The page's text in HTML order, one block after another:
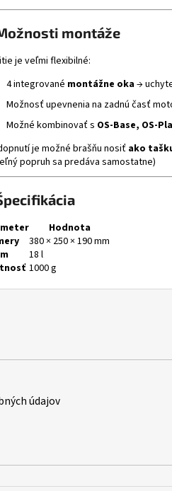
montáže
je veľmi flexibilné:
4 integrované montážne oka→
Možnosť upevnenia na zadnú časť
Možné kombinovať s OS-Base, OS-
je možné brašňu nosiť ako
popruh sa predáva samostatne)
Hodnota
380 × 250 × 190 mm
18 l
1000 g
údajov